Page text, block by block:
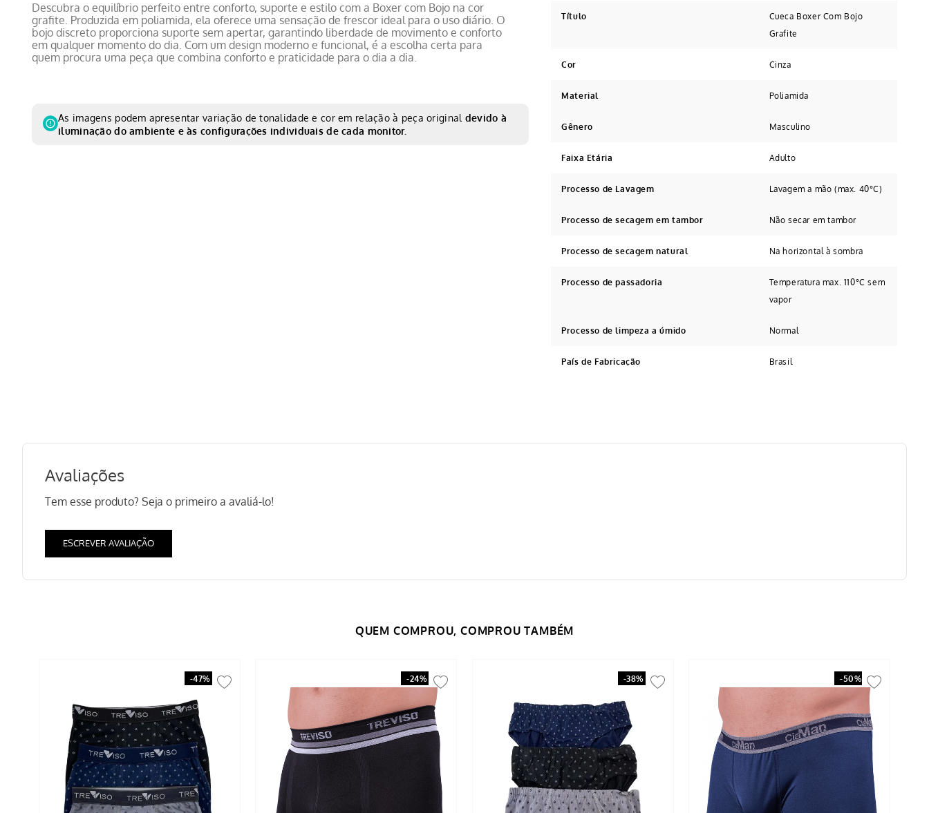
Descubra o equilíbrio perfeito entre conforto, suporte e estilo com a Boxer com Bojo na cor
grafite. Produzida em poliamida, ela oferece uma sensação de frescor ideal para o uso diário. O
bojo discreto proporciona suporte sem apertar, garantindo liberdade de movimento e conforto
em qualquer momento do dia. Com um design moderno e funcional, é a escolha certa para
quem procura uma peça que combina conforto e praticidade para o dia a dia.
As imagens podem apresentar variação de tonalidade e cor em relação à peça original devido à
iluminação do ambiente e às configurações individuais de cada monitor.
Título
Cueca Boxer Com Bojo
Grafite
Cor Cinza
Material Poliamida
Gênero Masculino
Faixa Etária Adulto
Processo de Lavagem Lavagem a mão (max. 40°C)
Processo de secagem em tambor Não secar em tambor
Processo de secagem natural Na horizontal à sombra
Processo de passadoria
Temperatura max. 110°C sem
vapor
Processo de limpeza a úmido Normal
País de Fabricação Brasil
Avaliações
Tem esse produto? Seja o primeiro a avaliá-lo!
ESCREVER AVALIAÇÃO
-47% -24% -38% -50%